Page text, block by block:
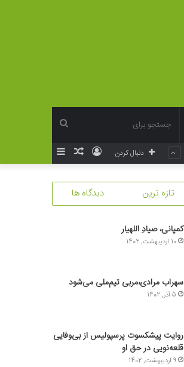
براینوشته
ورود دنبال کردن
تازه ترین دیدگاه ها
کمپانی، صیادِ اللهیار
10 اردیبهشت, 1402
سهراب مرادی،مربی تیم‌ملی می‌شود
5 آذر, 1402
روایت پیشکسوت پرسپولیس از بی‌وفایی
قلعه‌نویی در حق او
9 اردیبهشت, 1402